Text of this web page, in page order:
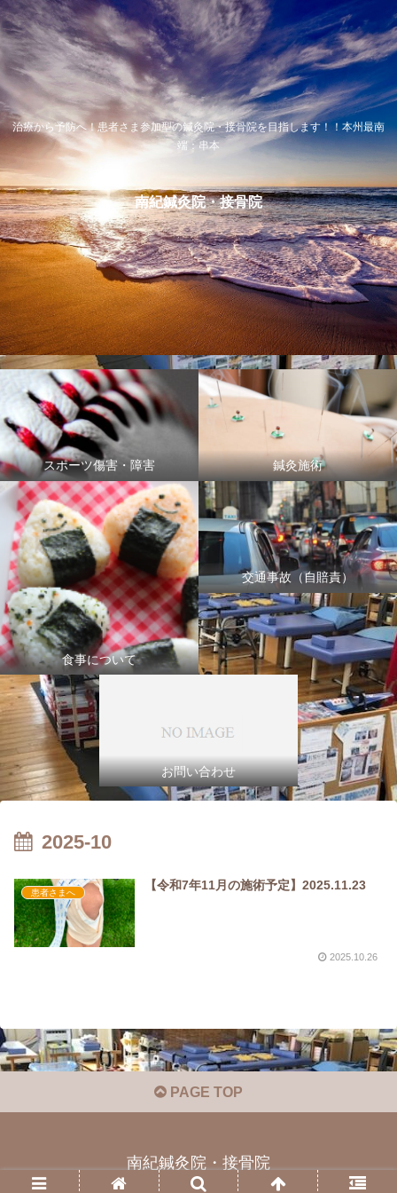
治療から予防へ！患者さま参加型の鍼灸院・接骨院を目指します！！本州最南
端：串本
南紀鍼灸院・接骨院
スポーツ傷害・障害 鍼灸施術
食事について
交通事故（自賠責）
お問い合わせ
2025-10
患者さまへ
【令和7年11月の施術予定】2025.11.23
2025.10.26
PAGE TOP
南紀鍼灸院・接骨院
© 2021 南紀鍼灸院・接骨院.